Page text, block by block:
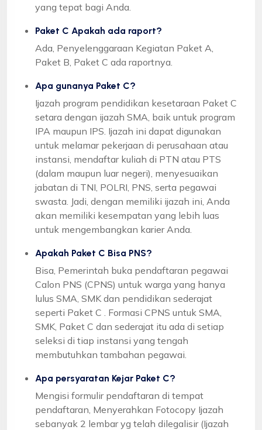
yang tepat bagi Anda.
Paket C Apakah ada raport?
Ada, Penyelenggaraan Kegiatan Paket A,
Paket B, Paket C ada raportnya.
Apa gunanya Paket C?
Ijazah program pendidikan kesetaraan Paket C
setara dengan ijazah SMA, baik untuk program
IPA maupun IPS. Ijazah ini dapat digunakan
untuk melamar pekerjaan di perusahaan atau
instansi, mendaftar kuliah di PTN atau PTS
(dalam maupun luar negeri), menyesuaikan
jabatan di TNI, POLRI, PNS, serta pegawai
swasta. Jadi, dengan memiliki ijazah ini, Anda
akan memiliki kesempatan yang lebih luas
untuk mengembangkan karier Anda.
Apakah Paket C Bisa PNS?
Bisa, Pemerintah buka pendaftaran pegawai
Calon PNS (CPNS) untuk warga yang hanya
lulus SMA, SMK dan pendidikan sederajat
seperti Paket C . Formasi CPNS untuk SMA,
SMK, Paket C dan sederajat itu ada di setiap
seleksi di tiap instansi yang tengah
membutuhkan tambahan pegawai.
Apa persyaratan Kejar Paket C?
Mengisi formulir pendaftaran di tempat
pendaftaran, Menyerahkan Fotocopy Ijazah
sebanyak 2 lembar yg telah dilegalisir (Ijazah